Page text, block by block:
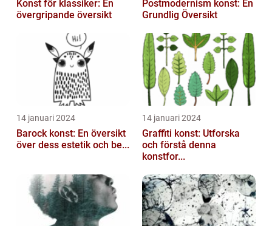
Konst för klassiker: En
övergripande översikt
Postmodernism konst: En
Grundlig Översikt
14 januari 2024
Barock konst: En översikt
över dess estetik och be...
14 januari 2024
Graffiti konst: Utforska
och förstå denna
konstfor...